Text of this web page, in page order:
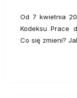
Od 7 kwietnia
Kodeksu Prace
Co się zmieni?